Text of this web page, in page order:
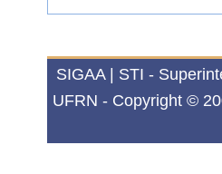
SIGAA | STI -
UFRN - Copyright ©